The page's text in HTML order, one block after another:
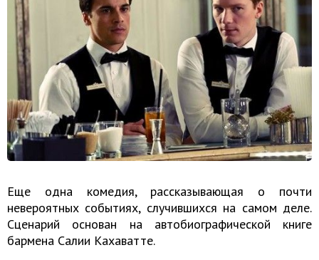
Еще одна комедия, рассказывающая о почти
невероятных событиях, случившихся на самом деле.
Сценарий основан на автобиографической книге
бармена Салии Кахаватте.